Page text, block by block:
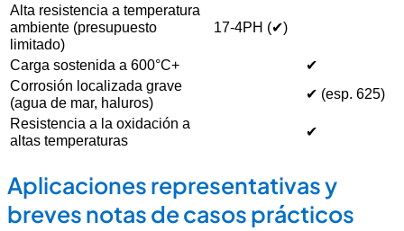
Alta resistencia a temperatura
ambiente (presupuesto
limitado)
17-4PH (✔)
Carga sostenida a 600°C+
✔
Corrosión localizada grave
(agua de mar, haluros)
✔ (esp. 625)
Resistencia a la oxidación a
altas temperaturas
✔
Aplicaciones representativas y
breves notas de casos prácticos